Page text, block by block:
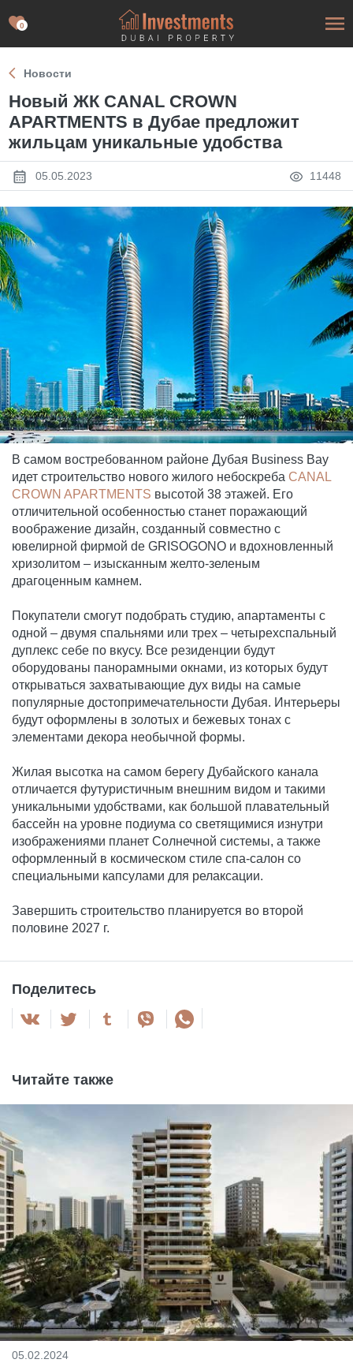
0
Новости
Новый ЖК CANAL CROWN
APARTMENTS в Дубае предложит
жильцам уникальные удобства
05.05.2023 11448
В самом востребованном районе Дубая Business Bay
идет строительство нового жилого небоскреба CANAL
CROWN APARTMENTS высотой 38 этажей. Его
отличительной особенностью станет поражающий
воображение дизайн, созданный совместно с
ювелирной фирмой de GRISOGONO и вдохновленный
хризолитом – изысканным желто-зеленым
драгоценным камнем.
Покупатели смогут подобрать студию, апартаменты с
одной – двумя спальнями или трех – четырехспальный
дуплекс себе по вкусу. Все резиденции будут
оборудованы панорамными окнами, из которых будут
открываться захватывающие дух виды на самые
популярные достопримечательности Дубая. Интерьеры
будут оформлены в золотых и бежевых тонах с
элементами декора необычной формы.
Жилая высотка на самом берегу Дубайского канала
отличается футуристичным внешним видом и такими
уникальными удобствами, как большой плавательный
бассейн на уровне подиума со светящимися изнутри
изображениями планет Солнечной системы, а также
оформленный в космическом стиле спа-салон со
специальными капсулами для релаксации.
Завершить строительство планируется во второй
половине 2027 г.
Поделитесь
Читайте также
05.02.2024